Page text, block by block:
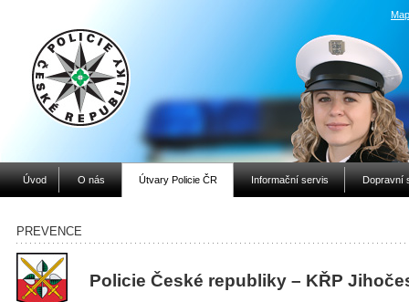
Úvod O nás Útvary Policie ČR Informační servis Dopravní
PREVENCE
Policie České republiky – KŘP